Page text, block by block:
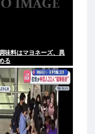
味料はマヨネーズ、異
る